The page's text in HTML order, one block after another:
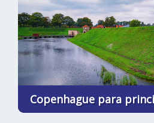
Copenhague para